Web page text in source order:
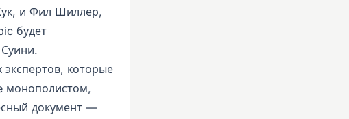
и Фил Шиллер,
будет
которые
монополистом,
документ —